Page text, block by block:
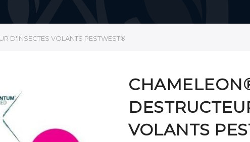
D'INSECTES VOLANTS PESTWEST®
VOLANTS